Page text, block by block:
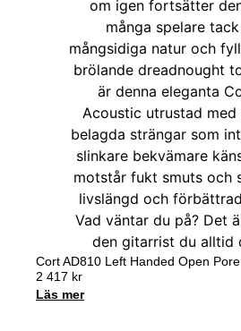
Cort AD810 Left Handed Open Pore
2 417 kr
Läs mer